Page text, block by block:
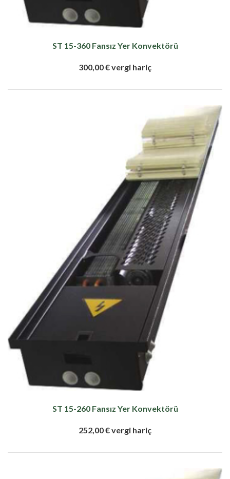
ST 15-360 Fansız Yer Konvektörü
300,00 € vergi hariç
ST 15-260 Fansız Yer Konvektörü
252,00 € vergi hariç